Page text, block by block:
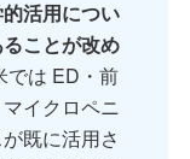
活用につい
ことが改め
では ED・前
イクロペニ
既に活用さ